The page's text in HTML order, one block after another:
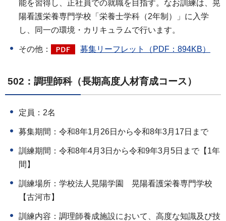
能を習得し、正社員での就職を目指す。なお訓練は、晃
陽看護栄養専門学校「栄養士学科（2年制）」に入学
し、同一の環境・カリキュラムで行います。
その他： 募集リーフレット（PDF：894KB）
502：調理師科（長期高度人材育成コース）
定員：2名
募集期間：令和8年1月26日から令和8年3月17日まで
訓練期間：令和8年4月3日から令和9年3月5日まで【1年
間】
訓練場所：学校法人晃陽学園 晃陽看護栄養専門学校
【古河市】
訓練内容：調理師養成施設において、高度な知識及び技